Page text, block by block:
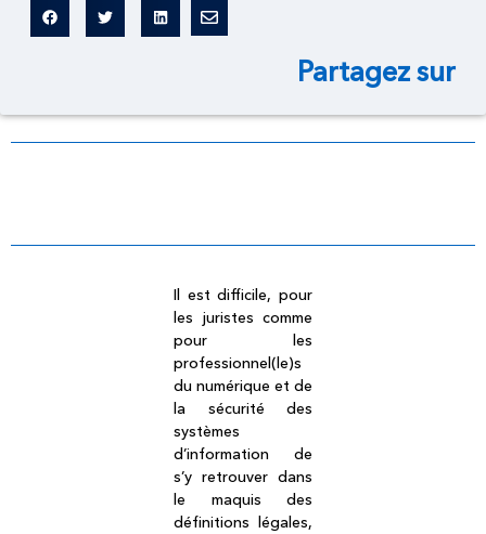
Partagez sur
Il est difficile, pour
les juristes comme
pour les
professionnel(le)s
du numérique et de
la sécurité des
systèmes
d’information de
s’y retrouver dans
le maquis des
définitions légales,